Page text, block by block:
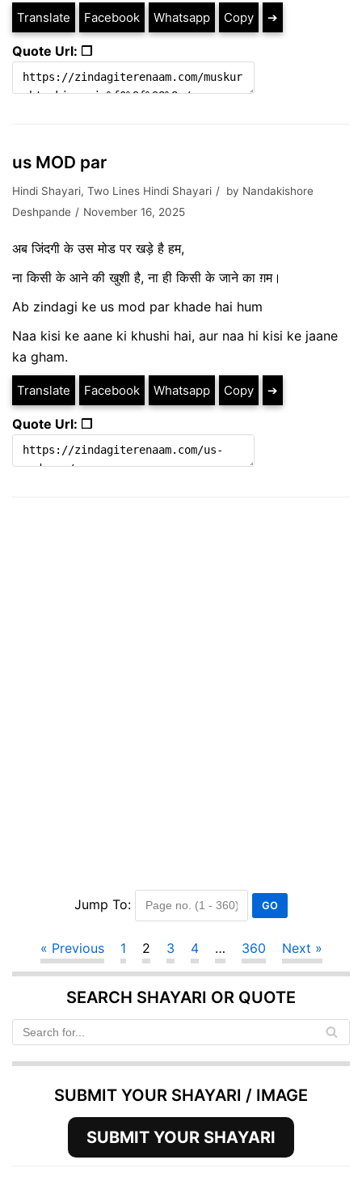
Translate Facebook Whatsapp Copy ➔
Quote Url: ❐
us MOD par
Hindi Shayari, Two Lines Hindi Shayari by Nandakishore
Deshpande
November 16, 2025
अब जिंदगी के उस मोड पर खड़े है हम,
ना किसी के आने की खुशी है, ना ही किसी के जाने का ग़म।
Ab zindagi ke us mod par khade hai hum
Naa kisi ke aane ki khushi hai, aur naa hi kisi ke jaane
ka gham.
Translate Facebook Whatsapp Copy ➔
Quote Url: ❐
Jump To:
« Previous 1 2 3 4 … 360 Next »
SEARCH SHAYARI OR QUOTE
SUBMIT YOUR SHAYARI / IMAGE
SUBMIT YOUR SHAYARI